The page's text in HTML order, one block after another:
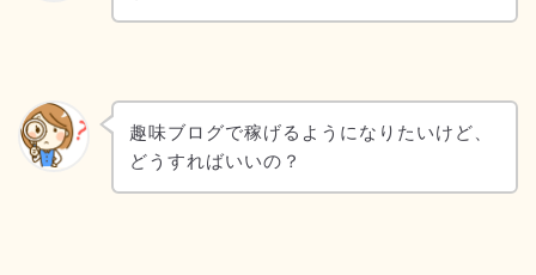
趣味ブログで稼げるようになりたいけど、
どうすればいいの？